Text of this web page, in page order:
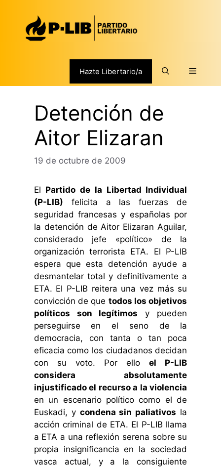
contenido
Hazte Libertario/a Menú
Detención de
Aitor Elizaran
19 de octubre de 2009
El Partido de la Libertad Individual
(P-LIB) felicita a las fuerzas de
seguridad francesas y españolas por
la detención de Aitor Elizaran Aguilar,
considerado jefe «político» de la
organización terrorista ETA. El P-LIB
espera que esta detención ayude a
desmantelar total y definitivamente a
ETA. El P-LIB reitera una vez más su
convicción de que todos los objetivos
políticos son legítimos y pueden
perseguirse en el seno de la
democracia, con tanta o tan poca
eficacia como los ciudadanos decidan
con su voto. Por elloel P-LIB
considera absolutamente
injustificado el recurso a la violencia
en un escenario político como el de
Euskadi, y condena sin paliativos la
acción criminal de ETA. El P-LIB llama
a ETA a una reflexión serena sobre su
propia insignificancia en la sociedad
vasca actual, y a la consiguiente